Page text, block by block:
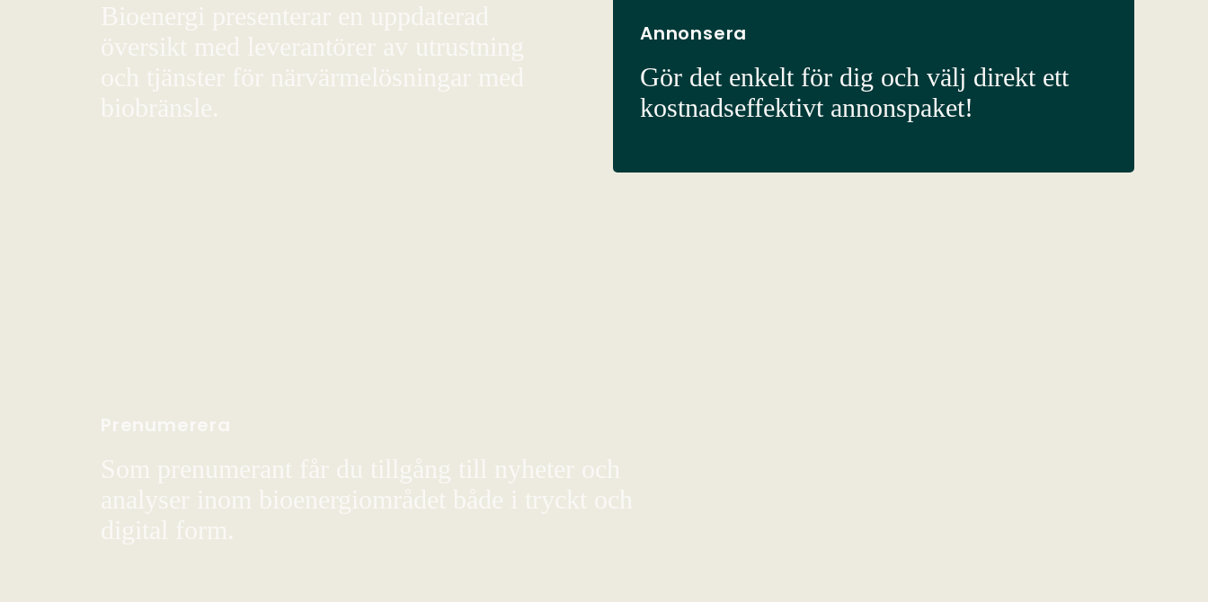
Bioenergi presenterar en uppdaterad
översikt med leverantörer av utrustning
och tjänster för närvärmelösningar med
biobränsle.
Annonsera
Gör det enkelt för dig och välj direkt ett
kostnadseffektivt annonspaket!
Prenumerera
Som prenumerant får du tillgång till nyheter och
analyser inom bioenergiområdet både i tryckt och
digital form.